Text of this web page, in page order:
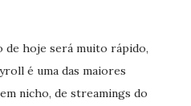
hoje será muito rápido,
é uma das maiores
nicho, de streamings do